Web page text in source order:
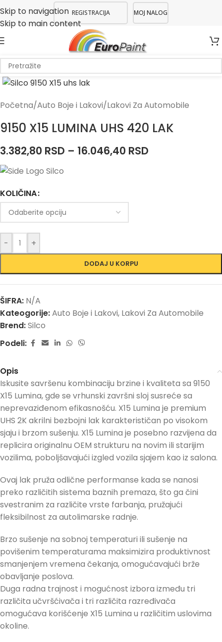
Skip to navigation
Skip to main content
REGISTRACIJA MOJ NALOG
Početna/Auto Boje i Lakovi/Lakovi Za Automobile
9150 X15 LUMINA UHS 420 LAK
3.382,80 RSD – 16.046,40 RSD
KOLIČINA
- +
DODAJ U KORPU
ŠIFRA: N/A
Kateogorije:Auto Boje i Lakovi, Lakovi Za Automobile
Brend:Silco
Podeli:
Opis
Iskusite savršenu kombinaciju brzine i kvaliteta sa 9150
X15 Lumina, gde se vrhunski završni sloj susreće sa
neprevaziđenom efikasnošću. X15 Lumina je premium
UHS 2K akrilni bezbojni lak karakterističan po visokom
sjaju i brzom sušenju. X15 Lumina je posebno razvijena da
replicira originalnu OEM strukturu na novim ili starijim
vozilima, poboljšavajući izgled vozila sjajem kao iz salona.
Ovaj lak pruža odlične performanse kada se nanosi
preko različitih sistema baznih premaza, što ga čini
svestranim za različite vrste farbanja, pružajući
fleksibilnost za autolimarske radnje.
Brzo sušenje na sobnoj temperaturi ili sušenje na
povišenim temperaturama maksimizira produktivnost
smanjenjem vremena čekanja, omogućavajući brže
obavljanje poslova.
Duga radna trajnost i mogućnost izbora između tri
različita učvršćivača i tri različita razređivača
omogućava korišćenje X15 Lumina u različitim uslovima
okoline.